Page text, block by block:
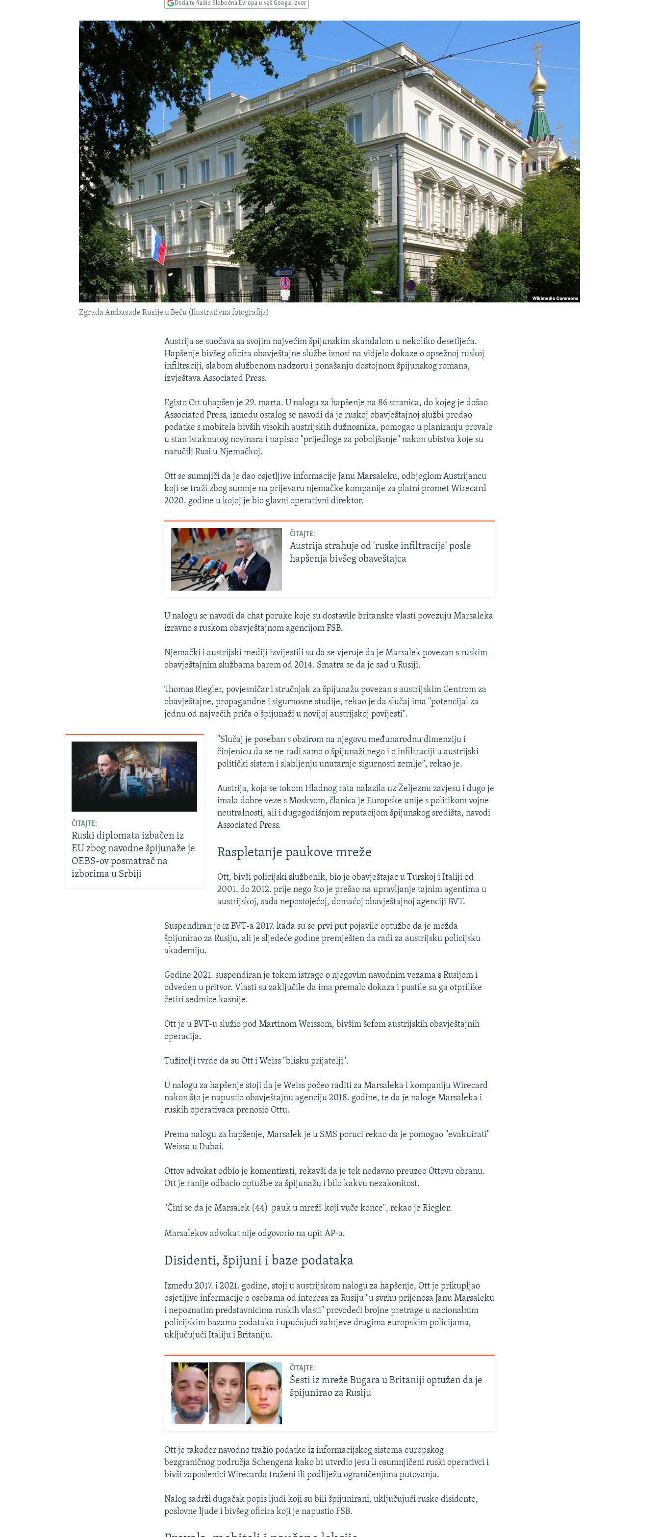
GENOCID U SREBRENICI
POPLAVE I KLIZIŠTA U BIH 2024.
TRI DECENIJE OD RATA U BIH
NASTANAK I RASPAD JUGOSLAVIJE
Dodajte Radio Slobodna Evropa u vaš Google izvor
Zgrada Ambasade Rusije u Beču (Ilustrativna fotografija)
Austrija se suočava sa svojim najvećim špijunskim skandalom u nekoliko desetljeća.
Hapšenje bivšeg oficira obavještajne službe iznosi na vidjelo dokaze o opsežnoj ruskoj
infiltraciji, slabom službenom nadzoru i ponašanju dostojnom špijunskog romana,
izvještava Associated Press.
Egisto Ott uhapšen je 29. marta. U nalogu za hapšenje na 86 stranica, do kojeg je došao
Associated Press, između ostalog se navodi da je ruskoj obavještajnoj službi predao
podatke s mobitela bivših visokih austrijskih dužnosnika, pomogao u planiranju provale
u stan istaknutog novinara i napisao "prijedloge za poboljšanje" nakon ubistva koje su
naručili Rusi u Njemačkoj.
Ott se sumnjiči da je dao osjetljive informacije Janu Marsaleku, odbjeglom Austrijancu
koji se traži zbog sumnje na prijevaru njemačke kompanije za platni promet Wirecard
2020. godine u kojoj je bio glavni operativni direktor.
ČITAJTE:
Austrija strahuje od 'ruske infiltracije' posle
hapšenja bivšeg obaveštajca
U nalogu se navodi da chat poruke koje su dostavile britanske vlasti povezuju Marsaleka
izravno s ruskom obavještajnom agencijom FSB.
Njemački i austrijski mediji izvijestili su da se vjeruje da je Marsalek povezan s ruskim
obavještajnim službama barem od 2014. Smatra se da je sad u Rusiji.
Thomas Riegler, povjesničar i stručnjak za špijunažu povezan s austrijskim Centrom za
obavještajne, propagandne i sigurnosne studije, rekao je da slučaj ima "potencijal za
jednu od najvećih priča o špijunaži u novijoj austrijskoj povijesti".
ČITAJTE:
Ruski diplomata izbačen iz
EU zbog navodne špijunaže je
OEBS-ov posmatrač na
izborima u Srbiji
"Slučaj je poseban s obzirom na njegovu međunarodnu dimenziju i
činjenicu da se ne radi samo o špijunaži nego i o infiltraciji u austrijski
politički sistem i slabljenju unutarnje sigurnosti zemlje", rekao je.
Austrija, koja se tokom Hladnog rata nalazila uz Željeznu zavjesu i dugo je
imala dobre veze s Moskvom, članica je Europske unije s politikom vojne
neutralnosti, ali i dugogodišnjom reputacijom špijunskog središta, navodi
Associated Press.
Raspletanje paukove mreže
Ott, bivši policijski službenik, bio je obavještajac u Turskoj i Italiji od
2001. do 2012. prije nego što je prešao na upravljanje tajnim agentima u
austrijskoj, sada nepostojećoj, domaćoj obavještajnoj agenciji BVT.
Suspendiran je iz BVT-a 2017. kada su se prvi put pojavile optužbe da je možda
špijunirao za Rusiju, ali je sljedeće godine premješten da radi za austrijsku policijsku
akademiju.
Godine 2021. suspendiran je tokom istrage o njegovim navodnim vezama s Rusijom i
odveden u pritvor. Vlasti su zaključile da ima premalo dokaza i pustile su ga otprilike
četiri sedmice kasnije.
Ott je u BVT-u služio pod Martinom Weissom, bivšim šefom austrijskih obavještajnih
operacija.
Tužitelji tvrde da su Ott i Weiss "blisku prijatelji".
U nalogu za hapšenje stoji da je Weiss počeo raditi za Marsaleka i kompaniju Wirecard
nakon što je napustio obavještajnu agenciju 2018. godine, te da je naloge Marsaleka i
ruskih operativaca prenosio Ottu.
Prema nalogu za hapšenje, Marsalek je u SMS poruci rekao da je pomogao "evakuirati"
Weissa u Dubai.
Ottov advokat odbio je komentirati, rekavši da je tek nedavno preuzeo Ottovu obranu.
Ott je ranije odbacio optužbe za špijunažu i bilo kakvu nezakonitost.
"Čini se da je Marsalek (44) 'pauk u mreži' koji vuče konce", rekao je Riegler.
Marsalekov advokat nije odgovorio na upit AP-a.
Disidenti, špijuni i baze podataka
Između 2017. i 2021. godine, stoji u austrijskom nalogu za hapšenje, Ott je prikupljao
osjetljive informacije o osobama od interesa za Rusiju "u svrhu prijenosa Janu Marsaleku
i nepoznatim predstavnicima ruskih vlasti" provodeći brojne pretrage u nacionalnim
policijskim bazama podataka i upućujući zahtjeve drugima europskim policijama,
uključujući Italiju i Britaniju.
ČITAJTE:
Šesti iz mreže Bugara u Britaniji optužen da je
špijunirao za Rusiju
Ott je također navodno tražio podatke iz informacijskog sistema europskog
bezgraničnog područja Schengena kako bi utvrdio jesu li osumnjičeni ruski operativci i
bivši zaposlenici Wirecarda traženi ili podliježu ograničenjima putovanja.
Nalog sadrži dugačak popis ljudi koji su bili špijunirani, uključujući ruske disidente,
poslovne ljude i bivšeg oficira koji je napustio FSB.